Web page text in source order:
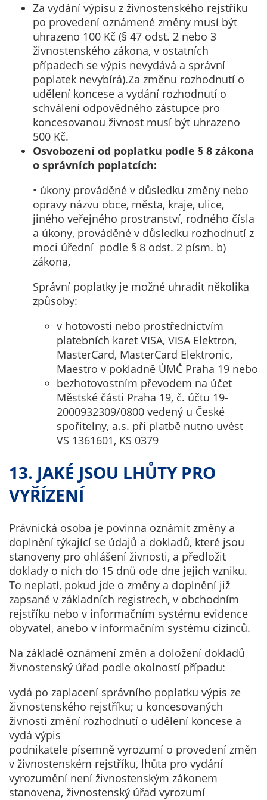
Za vydání výpisu z živnostenského rejstříku
po provedení oznámené změny musí být
uhrazeno 100 Kč (§ 47 odst. 2 nebo 3
živnostenského zákona, v ostatních
případech se výpis nevydává a správní
poplatek nevybírá).Za změnu rozhodnutí o
udělení koncese a vydání rozhodnutí o
schválení odpovědného zástupce pro
koncesovanou živnost musí být uhrazeno
500 Kč.
Osvobození od poplatku podle § 8 zákona
o správních poplatcích:
• úkony prováděné v důsledku změny nebo
opravy názvu obce, města, kraje, ulice,
jiného veřejného prostranství, rodného čísla
a úkony, prováděné v důsledku rozhodnutí z
moci úřední podle § 8 odst. 2 písm. b)
zákona,
Správní poplatky je možné uhradit několika
způsoby:
v hotovosti nebo prostřednictvím
platebních karet VISA, VISA Elektron,
MasterCard, MasterCard Elektronic,
Maestro v pokladně ÚMČ Praha 19 nebo
bezhotovostním převodem na účet
Městské části Praha 19, č. účtu 19-
2000932309/0800 vedený u České
spořitelny, a.s. při platbě nutno uvést
VS 1361601, KS 0379
13. JAKÉ JSOU LHŮTY PRO
VYŘÍZENÍ
Právnická osoba je povinna oznámit změny a
doplnění týkající se údajů a dokladů, které jsou
stanoveny pro ohlášení živnosti, a předložit
doklady o nich do 15 dnů ode dne jejich vzniku.
To neplatí, pokud jde o změny a doplnění již
zapsané v základních registrech, v obchodním
rejstříku nebo v informačním systému evidence
obyvatel, anebo v informačním systému cizinců.
Na základě oznámení změn a doložení dokladů
živnostenský úřad podle okolností případu:
vydá po zaplacení správního poplatku výpis ze
živnostenského rejstříku; u koncesovaných
živností změní rozhodnutí o udělení koncese a
vydá výpis
podnikatele písemně vyrozumí o provedení změn
v živnostenském rejstříku, lhůta pro vydání
vyrozumění není živnostenským zákonem
stanovena, živnostenský úřad vyrozumí